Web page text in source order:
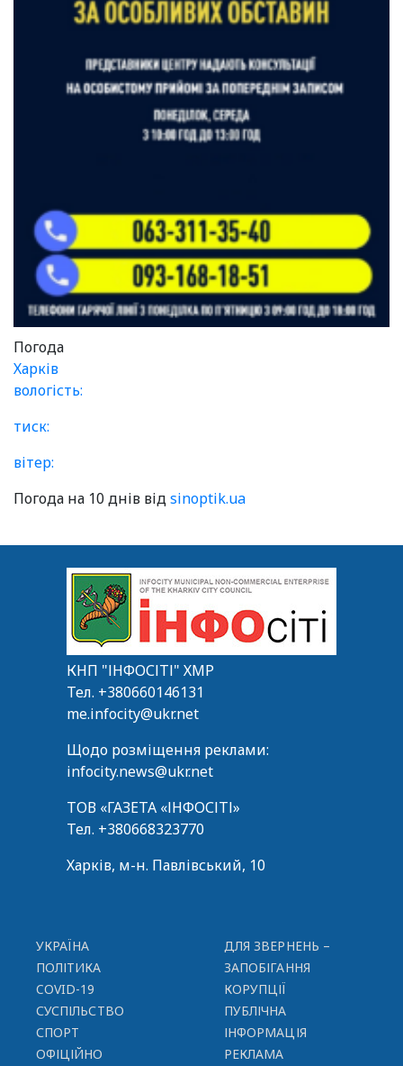
Погода
Харків
вологість:
тиск:
вітер:
Погода на 10 днів відsinoptik.ua
КНП "ІНФОСІТІ" ХМР
Тел. +380660146131
me.infocity@ukr.net
Щодо розміщення реклами:
infocity.news@ukr.net
ТОВ «ГАЗЕТА «ІНФОСІТІ»
Тел. +380668323770
Харків, м-н. Павлівський, 10
УКРАЇНА
ПОЛІТИКА
COVID-19
СУСПІЛЬСТВО
СПОРТ
ОФІЦІЙНО
ДЛЯ ЗВЕРНЕНЬ –
ЗАПОБІГАННЯ
КОРУПЦІЇ
ПУБЛІЧНА
ІНФОРМАЦІЯ
РЕКЛАМА